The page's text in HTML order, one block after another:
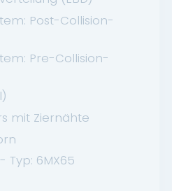
Post-Collision-
Pre-Collision-
mit Ziernähte
6MX65